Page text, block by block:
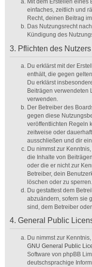
einfaches, zeitlich und
Recht, deinen Beitrag
Das Nutzungsrecht
Kündigung des
3. Pflichten des Nutzers
Du erklärst mit der
enthält, die gegen
Du erklärst
Beiträgen verwendeten
verwenden.
Der Betreiber des
gegen diese
veröffentlichten Regeln
zeitweise oder
ausschließen und dir
Du nimmst zur
die Inhalte von
oder die er nicht zur
Betreiber, dein
löschen oder zu sperren.
Du gestattest dem
abzuändern, sofern sie
sind, dem Betreiber
4. General Public
Du nimmst zur
GNU General Public
Software von phpBB
deutschsprachige